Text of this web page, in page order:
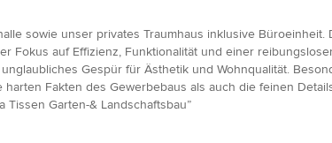
sowie unser privates Traumhaus inklusive Büroeinheit.
Fokus auf Effizienz, Funktionalität und einer
Gespür für Ästhetik und Wohnqualität.
Fakten des Gewerbebaus als auch die feinen
Garten-& Landschaftsbau”